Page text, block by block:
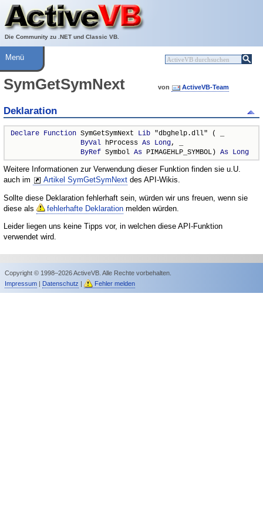
Die Community zu .NET und Classic VB.
Über ActiveVB
Hilfe
Menü
SymGetSymNext von ActiveVB-Team
Deklaration
Declare Function SymGetSymNext Lib "dbghelp.dll" ( _
ByVal hProcess As Long, _
ByRef Symbol As PIMAGEHLP_SYMBOL) As Long
Weitere Informationen zur Verwendung dieser Funktion finden sie u.U.
auch im
Artikel SymGetSymNext des API-Wikis.
Sollte diese Deklaration fehlerhaft sein, würden wir uns freuen, wenn sie
diese als
fehlerhafte Deklaration melden würden.
Leider liegen uns keine Tipps vor, in welchen diese API-Funktion
verwendet wird.
Copyright © 1998–2026 ActiveVB. Alle Rechte vorbehalten.
Impressum| Datenschutz | Fehler melden